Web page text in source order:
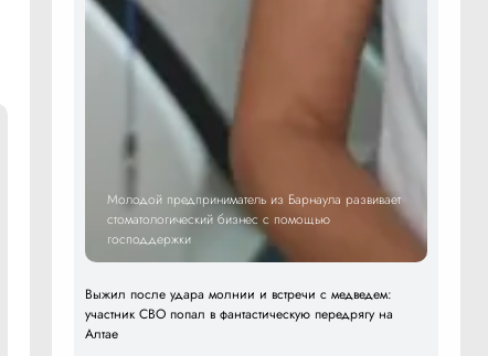
Молодой предприниматель из Барнаула развивает
стоматологический бизнес с помощью
господдержки
Выжил после удара молнии и встречи с медведем:
участник СВО попал в фантастическую передрягу на
Алтае